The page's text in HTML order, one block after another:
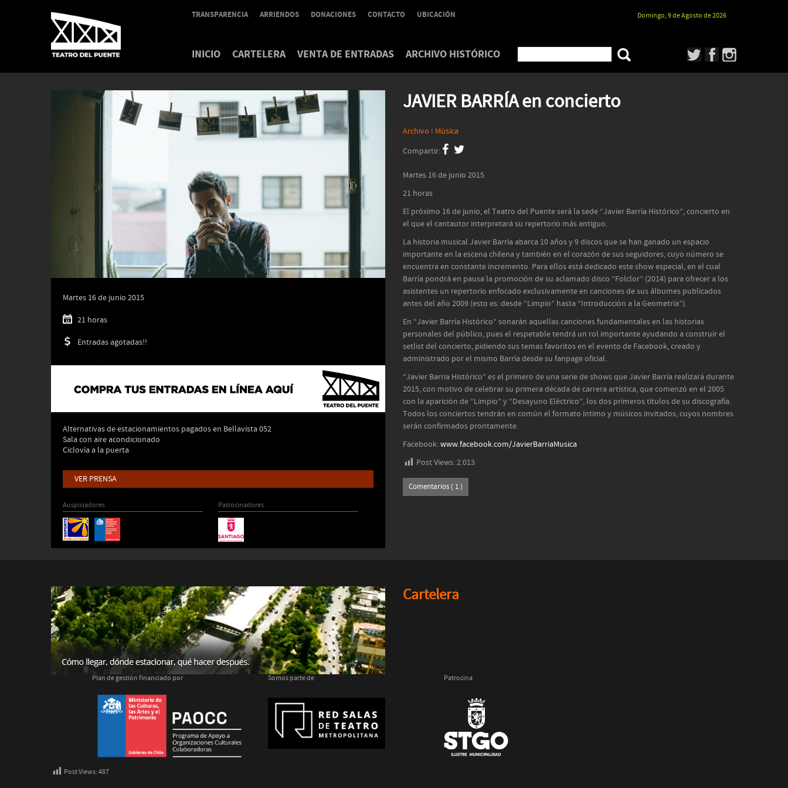
TRANSPARENCIA ARRIENDOS DONACIONES CONTACTO UBICACIÓN Domingo, 9 de Agosto de 2026
INICIO CARTELERA VENTA DE ENTRADAS ARCHIVO HISTÓRICO
Martes 16 de junio 2015
21 horas
Entradas agotadas!!
Alternativas de estacionamientos pagados en Bellavista 052
Sala con aire acondicionado
Ciclovía a la puerta
VER PRENSA
Auspiciadores Patrocinadores
JAVIER BARRÍA en concierto
Archivo I Música
Compartir:
Martes 16 de junio 2015
21 horas
El próximo 16 de junio, el Teatro del Puente será la sede “Javier Barría Histórico”, concierto en
el que el cantautor interpretará su repertorio más antiguo.
La historia musical Javier Barría abarca 10 años y 9 discos que se han ganado un espacio
importante en la escena chilena y también en el corazón de sus seguidores, cuyo número se
encuentra en constante incremento. Para ellos está dedicado este show especial, en el cual
Barría pondrá en pausa la promoción de su aclamado disco “Folclor” (2014) para ofrecer a los
asistentes un repertorio enfocado exclusivamente en canciones de sus álbumes publicados
antes del año 2009 (esto es: desde “Limpio” hasta “Introducción a la Geometría”).
En “Javier Barría Histórico” sonarán aquellas canciones fundamentales en las historias
personales del público, pues el respetable tendrá un rol importante ayudando a construir el
setlist del concierto, pidiendo sus temas favoritos en el evento de Facebook, creado y
administrado por el mismo Barría desde su fanpage oficial.
“Javier Barria Histórico” es el primero de una serie de shows que Javier Barría realizará durante
2015, con motivo de celebrar su primera década de carrera artística, que comenzó en el 2005
con la aparición de “Limpio” y “Desayuno Eléctrico”, los dos primeros títulos de su discografía.
Todos los conciertos tendrán en común el formato íntimo y músicos invitados, cuyos nombres
serán confirmados prontamente.
Facebook:www.facebook.com/JavierBarriaMusica
Post Views:2.013
Comentarios ( 1 )
Cartelera
Plan de gestión financiado por Somos parte de Patrocina
Post Views:487